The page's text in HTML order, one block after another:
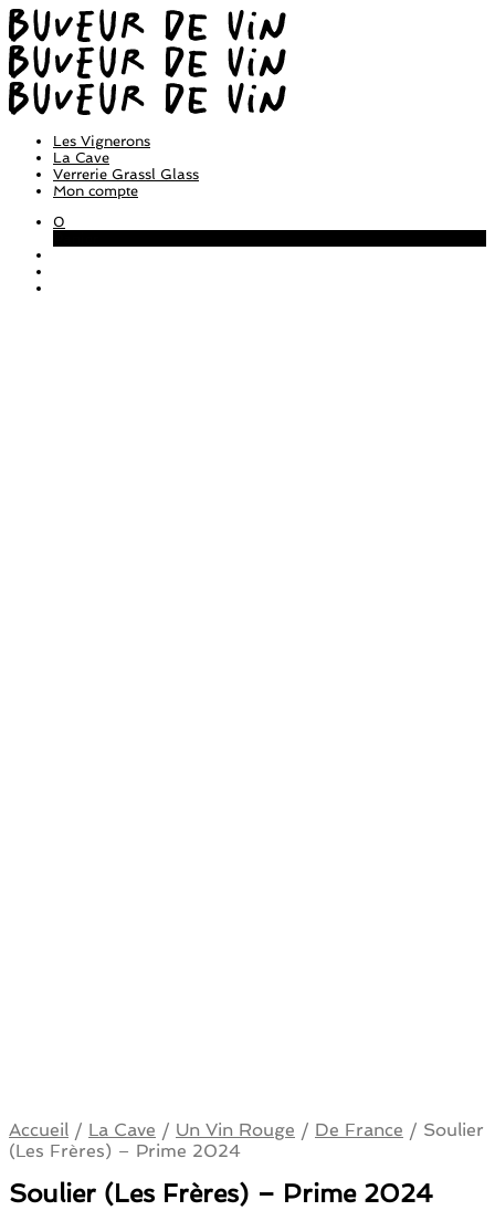
Les Vignerons
La Cave
Verrerie Grassl Glass
Mon compte
0
Accueil / La Cave / Un Vin Rouge / De France / Soulier
(Les Frères) – Prime 2024
Soulier (Les Frères) – Prime 2024